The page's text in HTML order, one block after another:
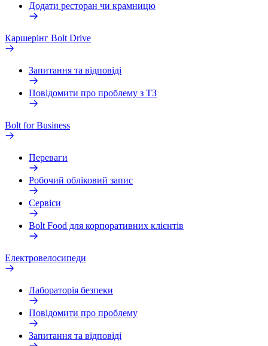
Додати ресторан чи крамницю
Каршерінг Bolt Drive
Запитання та відповіді
Повідомити про проблему з ТЗ
Bolt for Business
Переваги
Робочий обліковий запис
Сервіси
Bolt Food для корпоративних клієнтів
Електровелосипеди
Лабораторія безпеки
Повідомити про проблему
Запитання та відповіді